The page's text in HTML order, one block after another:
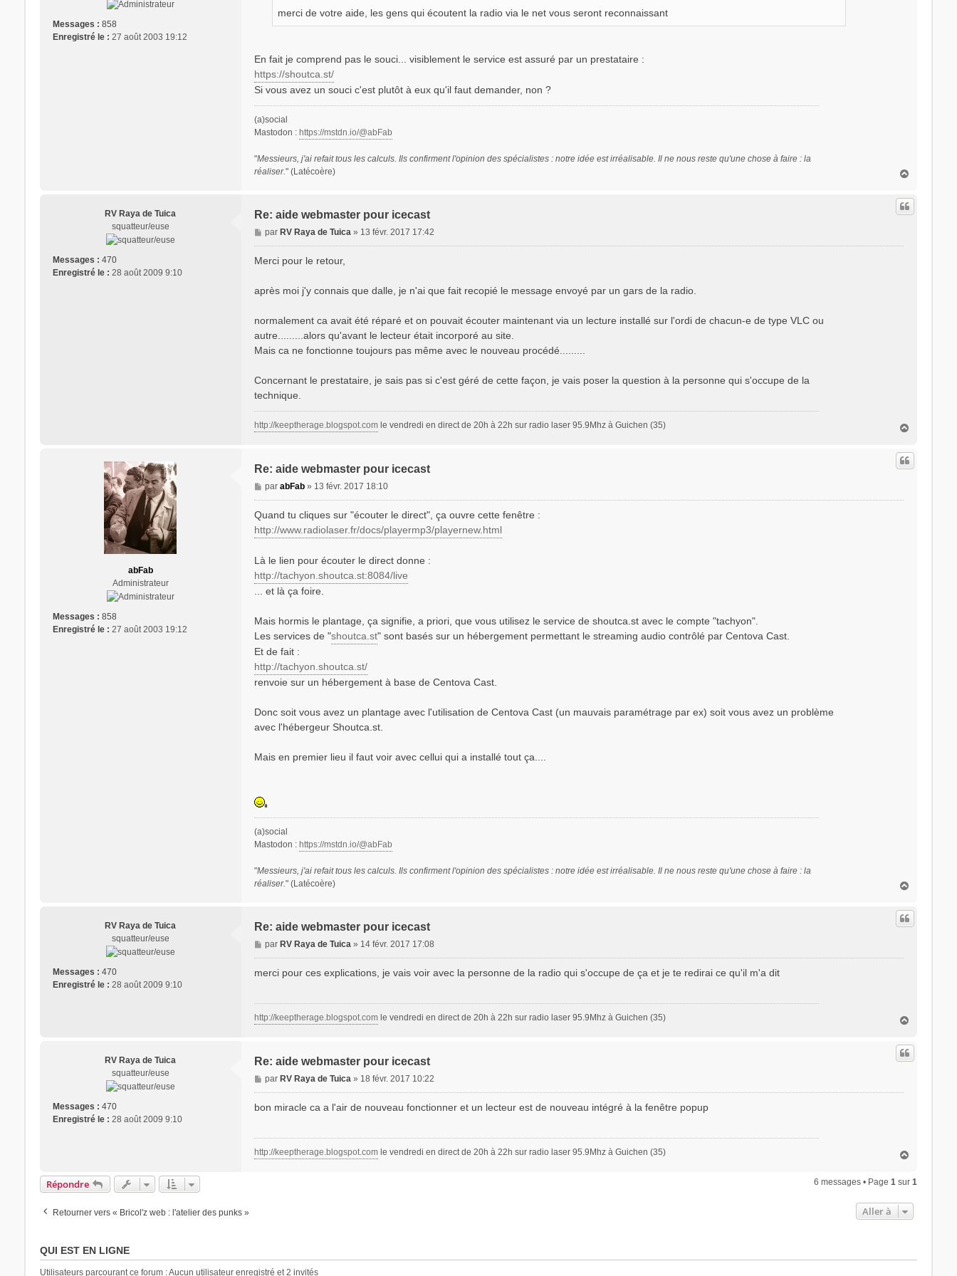
Messages : 858
Enregistré le : 27 août 2003 19:12
merci de votre aide, les gens qui écoutent la radio via le net vous seront reconnaissant
En fait je comprend pas le souci... visiblement le service est assuré par un prestataire :
https://shoutca.st/
Si vous avez un souci c'est plutôt à eux qu'il faut demander, non ?
(a)social
Mastodon : https://mstdn.io/@abFab
"Messieurs, j'ai refait tous les calculs. Ils confirment l'opinion des spécialistes : notre idée est irréalisable. Il ne nous reste qu'une chose à faire : la
réaliser." (Latécoère)
u
RV Raya de Tuica
squatteur/euse
Messages : 470
Enregistré le : 28 août 2009 9:10
Re: aide webmaster pour icecast
M
e
g
parRV Raya de Tuica » 13 févr. 2017 17:42
Merci pour le retour,
après moi j'y connais que dalle, je n'ai que fait recopié le message envoyé par un gars de la radio.
normalement ca avait été réparé et on pouvait écouter maintenant via un lecture installé sur l'ordi de chacun-e de type VLC ou
autre.........alors qu'avant le lecteur était incorporé au site.
Mais ca ne fonctionne toujours pas même avec le nouveau procédé.........
Concernant le prestataire, je sais pas si c'est géré de cette façon, je vais poser la question à la personne qui s'occupe de la
technique.
http://keeptherage.blogspot.comle vendredi en direct de 20h à 22h sur radio laser 95.9Mhz à Guichen (35)
u
abFab
Administrateur
Messages : 858
Enregistré le : 27 août 2003 19:12
Re: aide webmaster pour icecast
M
e
a
e
parabFab » 13 févr. 2017 18:10
Quand tu cliques sur "écouter le direct", ça ouvre cette fenêtre :
http://www.radiolaser.fr/docs/playermp3/playernew.html
Là le lien pour écouter le direct donne :
http://tachyon.shoutca.st:8084/live
... et là ça foire.
Mais hormis le plantage, ça signifie, a priori, que vous utilisez le service de shoutca.st avec le compte "tachyon".
Les services de "shoutca.st" sont basés sur un hébergement permettant le streaming audio contrôlé par Centova Cast.
Et de fait :
http://tachyon.shoutca.st/
renvoie sur un hébergement à base de Centova Cast.
Donc soit vous avez un plantage avec l'utilisation de Centova Cast (un mauvais paramétrage par ex) soit vous avez un problème
avec l'hébergeur Shoutca.st.
Mais en premier lieu il faut voir avec cellui qui a installé tout ça....
(a)social
Mastodon : https://mstdn.io/@abFab
"Messieurs, j'ai refait tous les calculs. Ils confirment l'opinion des spécialistes : notre idée est irréalisable. Il ne nous reste qu'une chose à faire : la
réaliser." (Latécoère)
u
RV Raya de Tuica
squatteur/euse
Messages : 470
Enregistré le : 28 août 2009 9:10
Re: aide webmaster pour icecast
M
e
g
e
parRV Raya de Tuica » 14 févr. 2017 17:08
merci pour ces explications, je vais voir avec la personne de la radio qui s'occupe de ça et je te redirai ce qu'il m'a dit
http://keeptherage.blogspot.comle vendredi en direct de 20h à 22h sur radio laser 95.9Mhz à Guichen (35)
u
RV Raya de Tuica
squatteur/euse
Messages : 470
Enregistré le : 28 août 2009 9:10
Re: aide webmaster pour icecast
M
e
g
e
parRV Raya de Tuica » 18 févr. 2017 10:22
bon miracle ca a l'air de nouveau fonctionner et un lecteur est de nouveau intégré à la fenêtre popup
http://keeptherage.blogspot.comle vendredi en direct de 20h à 22h sur radio laser 95.9Mhz à Guichen (35)
u
t
Répondre 6 messages • Page1 sur1
Retourner vers « Bricol'z web : l'atelier des punks » Aller à
QUI EST EN LIGNE
Utilisateurs parcourant ce forum : Aucun utilisateur enregistré et 2 invités